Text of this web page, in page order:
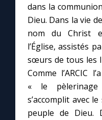
dans la
Dieu. Dans la vie
nom du Christ
l’Église, assistés
sœurs de tous les
Comme l’ARCIC
« le
s’accomplit avec
peuple de Dieu.